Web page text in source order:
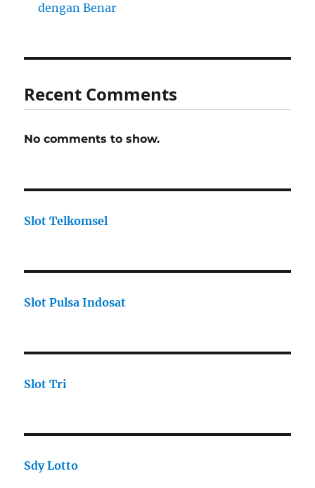
dengan Benar
Recent Comments
No comments to show.
Slot Telkomsel
Slot Pulsa Indosat
Slot Tri
Sdy Lotto